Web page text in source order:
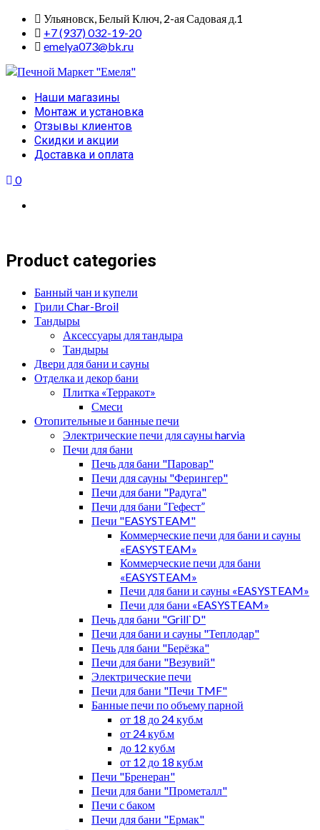
Skip
content
Ульяновск, Белый Ключ, 2-ая Садовая д.1
+7 (937) 032-19-20
emelya073@bk.ru
Primary
Menu
Наши магазины
Монтаж и установка
Отзывы клиентов
Скидки и акции
Доставка и оплата
0
Product categories
Банный чан и купели
Грили Char-Broil
Тандыры
Аксессуары для тандыра
Тандыры
Двери для бани и сауны
Отделка и декор бани
Плитка «Терракот»
Смеси
Отопительные и банные печи
Электрические печи для сауны harvia
Печи для бани
Печь для бани "Паровар"
Печи для сауны "Ферингер"
Печи для бани "Радуга"
Печи для бани “Гефест”
Печи "EASYSTEAM"
Коммерческие печи для бани и сауны
«EASYSTEAM»
Коммерческие печи для бани
«EASYSTEAM»
Печи для бани и сауны «EASYSTEAM»
Печи для бани «EASYSTEAM»
Печь для бани "Grill`D"
Печи для бани и сауны "Теплодар"
Печь для бани "Берёзка"
Печи для бани "Везувий"
Электрические печи
Печи для бани "Печи TMF"
Банные печи по объему парной
от 18 до 24 куб.м
от 24 куб.м
до 12 куб.м
от 12 до 18 куб.м
Печи "Бренеран"
Печи для бани "Прометалл"
Печи с баком
Печи для бани "Ермак"